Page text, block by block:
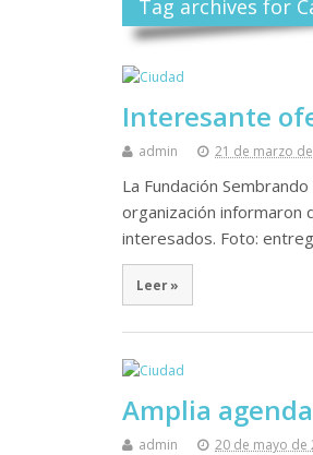
Tag archives for
Interesante
admin 21 de marzo
La Fundación
organización informaron
interesados. Foto:
Leer »
Amplia
admin 20 de mayo de